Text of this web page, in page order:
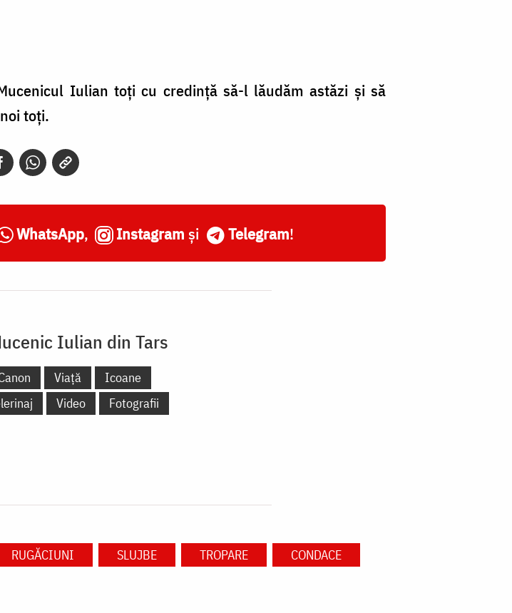
Iulian toţi cu credinţă să-l lăudăm astăzi şi să
toţi.
WhatsApp, Instagram și Telegram!
Iulian din Tars
Viață
Icoane
Video Fotografii
RUGĂCIUNI SLUJBE TROPARE CONDACE